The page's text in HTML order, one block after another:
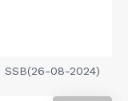
SSB(26-08-2024)